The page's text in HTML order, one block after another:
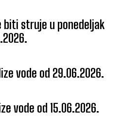
biti struje u ponedeljak
vode od 29.06.2026.
vode od 15.06.2026.